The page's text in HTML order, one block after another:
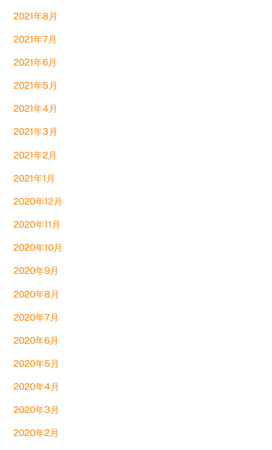
2021年8月
2021年7月
2021年6月
2021年5月
2021年4月
2021年3月
2021年2月
2021年1月
2020年12月
2020年11月
2020年10月
2020年9月
2020年8月
2020年7月
2020年6月
2020年5月
2020年4月
2020年3月
2020年2月